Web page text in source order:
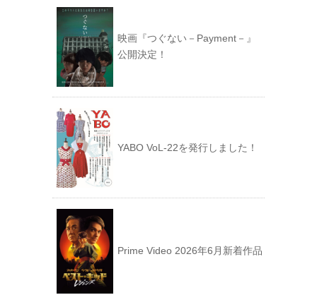
映画『つぐない－Payment－』
公開決定！
YABO VoL‐22を発行しました！
Prime Video 2026年6月新着作品